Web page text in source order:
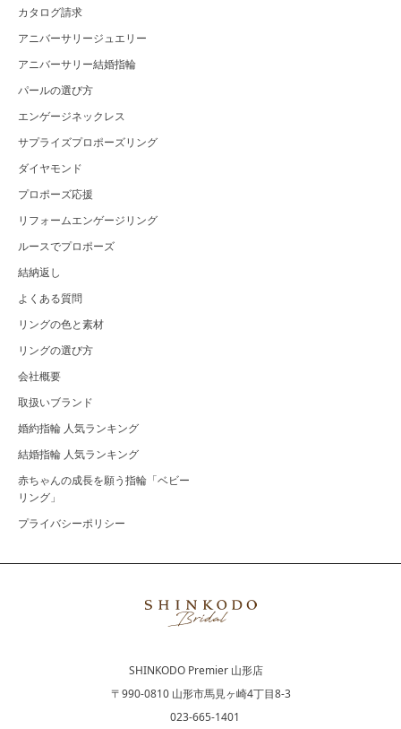
カタログ請求
アニバーサリージュエリー
アニバーサリー結婚指輪
パールの選び方
エンゲージネックレス
サプライズプロポーズリング
ダイヤモンド
プロポーズ応援
リフォームエンゲージリング
ルースでプロポーズ
結納返し
よくある質問
リングの色と素材
リングの選び方
会社概要
取扱いブランド
婚約指輪 人気ランキング
結婚指輪 人気ランキング
赤ちゃんの成長を願う指輪「ベビー
リング」
プライバシーポリシー
SHINKODO Premier 山形店
〒990-0810 山形市馬見ヶ崎4丁目8-3
023-665-1401